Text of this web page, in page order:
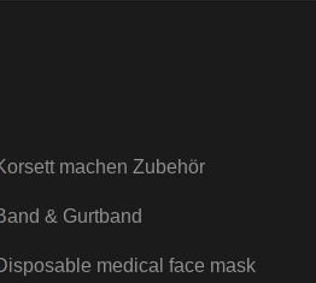
machen Zubehör
& Gurtband
medical face mask